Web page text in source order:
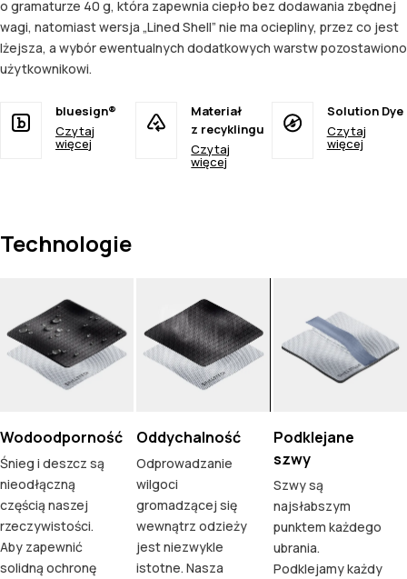
o gramaturze 40 g, która zapewnia ciepło bez dodawania zbędnej
wagi, natomiast wersja „Lined Shell” nie ma ociepliny, przez co jest
lżejsza, a wybór ewentualnych dodatkowych warstw pozostawiono
użytkownikowi.
bluesign®
Czytaj
więcej
Materiał
z recyklingu
Czytaj
więcej
Solution Dye
Czytaj
więcej
Technologie
Wodoodporność
Śnieg i deszcz są
nieodłączną
częścią naszej
rzeczywistości.
Aby zapewnić
solidną ochronę
Oddychalność
Odprowadzanie
wilgoci
gromadzącej się
wewnątrz odzieży
jest niezwykle
istotne. Nasza
Podklejane
szwy
Szwy są
najsłabszym
punktem każdego
ubrania.
Podklejamy każdy